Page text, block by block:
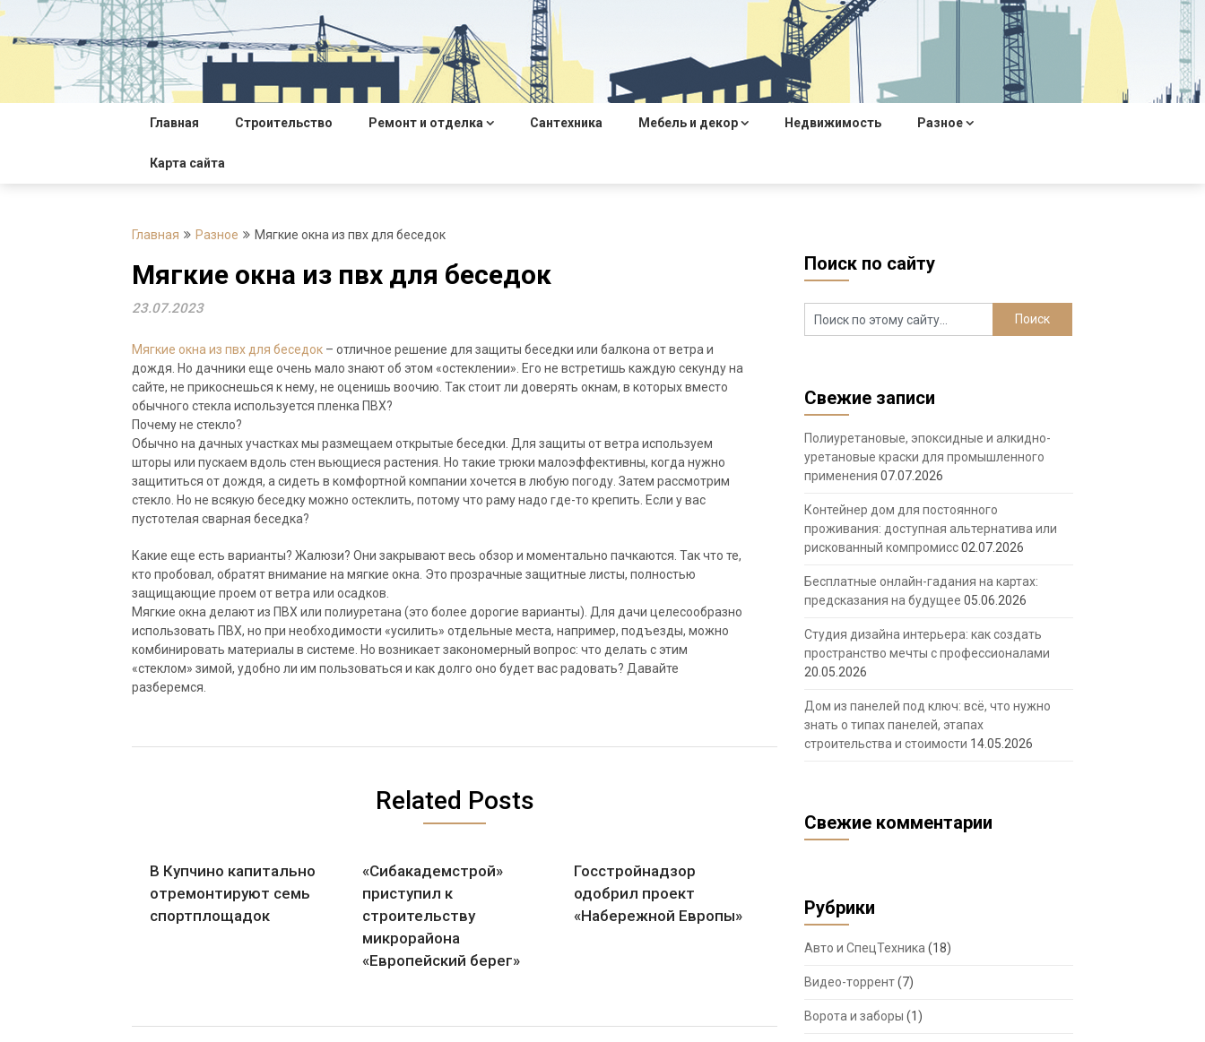
Перейти
содержимому
Главная Строительство Ремонт и отделка Сантехника Мебель и декор Недвижимость Разное
Карта сайта
Главная Разное Мягкие окна из пвх для беседок
Мягкие окна из пвх для беседок
23.07.2023
Мягкие окна из пвх для беседок – отличное решение для защиты беседки или балкона от ветра и
дождя. Но дачники еще очень мало знают об этом «остеклении». Его не встретишь каждую секунду на
сайте, не прикоснешься к нему, не оценишь воочию. Так стоит ли доверять окнам, в которых вместо
обычного стекла используется пленка ПВХ?
Почему не стекло?
Обычно на дачных участках мы размещаем открытые беседки. Для защиты от ветра используем
шторы или пускаем вдоль стен вьющиеся растения. Но такие трюки малоэффективны, когда нужно
защититься от дождя, а сидеть в комфортной компании хочется в любую погоду. Затем рассмотрим
стекло. Но не всякую беседку можно остеклить, потому что раму надо где-то крепить. Если у вас
пустотелая сварная беседка?
Какие еще есть варианты? Жалюзи? Они закрывают весь обзор и моментально пачкаются. Так что те,
кто пробовал, обратят внимание на мягкие окна. Это прозрачные защитные листы, полностью
защищающие проем от ветра или осадков.
Мягкие окна делают из ПВХ или полиуретана (это более дорогие варианты). Для дачи целесообразно
использовать ПВХ, но при необходимости «усилить» отдельные места, например, подъезды, можно
комбинировать материалы в системе. Но возникает закономерный вопрос: что делать с этим
«стеклом» зимой, удобно ли им пользоваться и как долго оно будет вас радовать? Давайте
разберемся.
Related Posts
В Купчино капитально
отремонтируют семь
спортплощадок
«Сибакадемстрой»
приступил к
строительству
микрорайона
«Европейский берег»
Госстройнадзор
одобрил проект
«Набережной Европы»
Поиск по сайту
Свежие записи
Полиуретановые, эпоксидные и алкидно-
уретановые краски для промышленного
применения 07.07.2026
Контейнер дом для постоянного
проживания: доступная альтернатива или
рискованный компромисс02.07.2026
Бесплатные онлайн-гадания на картах:
предсказания на будущее 05.06.2026
Студия дизайна интерьера: как создать
пространство мечты с профессионалами
20.05.2026
Дом из панелей под ключ: всё, что нужно
знать о типах панелей, этапах
строительства и стоимости 14.05.2026
Свежие комментарии
Рубрики
Авто и СпецТехника (18)
Видео-торрент(7)
Ворота и заборы (1)